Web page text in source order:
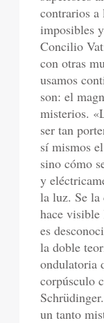
contrarios a
imposibles
Concilio
con otras
usamos
son: el
misterios.
ser tan
sí mismos
sino cómo
y
la luz. Se la
hace visible
es
la doble
ondulatoria
corpúsculo
un tanto